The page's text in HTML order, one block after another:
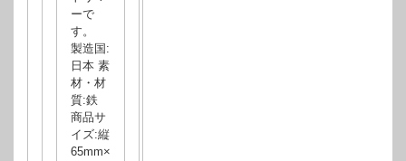
ーで
す。
製造国:
日本 素
材・材
質:鉄
商品サ
イズ:縦
65mm×